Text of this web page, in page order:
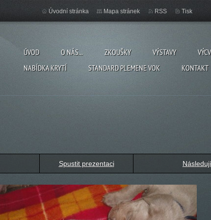
ÚVOD O NÁS... ZKOUŠKY VÝSTAVY
NABÍDKA KRYTÍ
STANDARD PLEMENE VOK KONTAKT
Úvodní stránka Mapa stránek RSS Tisk
Spustit prezentaci